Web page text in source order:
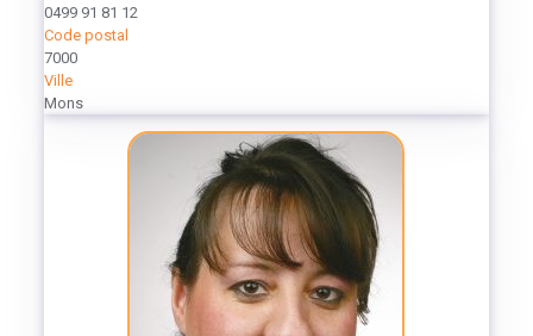
0499 91 81 12
Code postal
7000
Ville
Mons